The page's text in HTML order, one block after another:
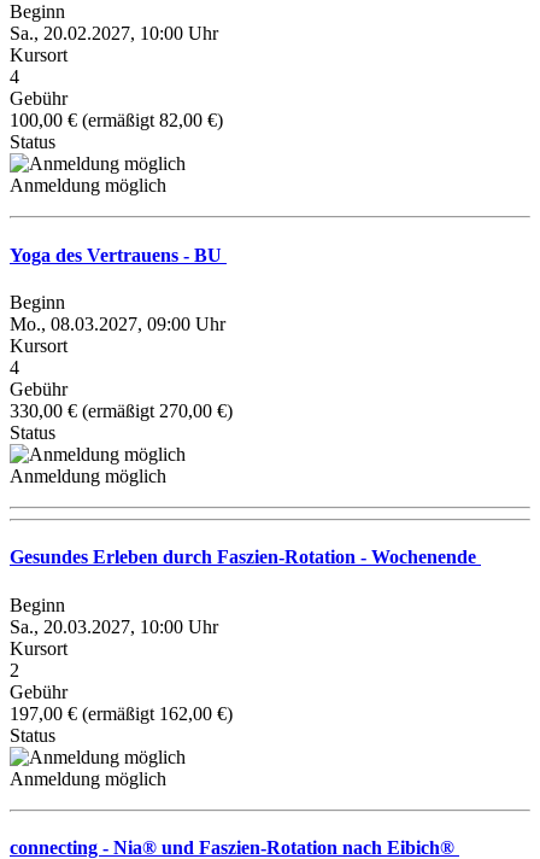
Beginn
Sa., 20.02.2027, 10:00 Uhr
Kursort
4
Gebühr
100,00 € (ermäßigt 82,00 €)
Status
Anmeldung möglich
Yoga des Vertrauens - BU
Beginn
Mo., 08.03.2027, 09:00 Uhr
Kursort
4
Gebühr
330,00 € (ermäßigt 270,00 €)
Status
Anmeldung möglich
Gesundes Erleben durch Faszien-Rotation - Wochenende
Beginn
Sa., 20.03.2027, 10:00 Uhr
Kursort
2
Gebühr
197,00 € (ermäßigt 162,00 €)
Status
Anmeldung möglich
connecting - Nia® und Faszien-Rotation nach Eibich®